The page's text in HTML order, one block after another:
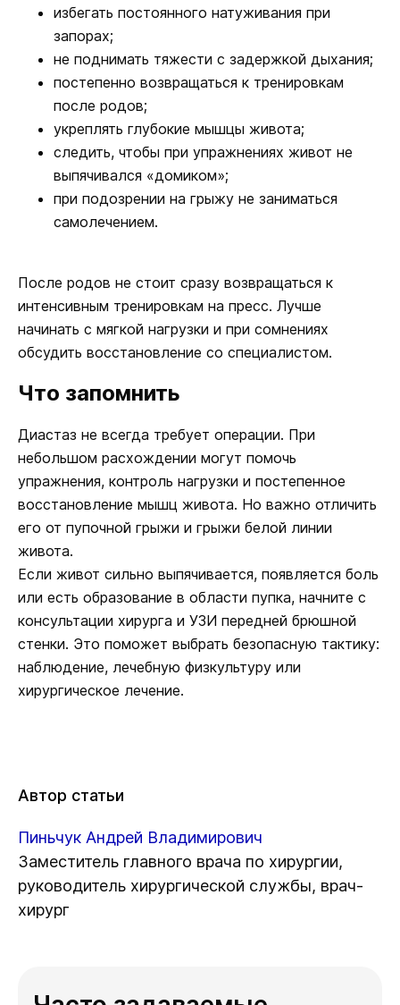
избегать постоянного натуживания при
запорах;
не поднимать тяжести с задержкой дыхания;
постепенно возвращаться к тренировкам
после родов;
укреплять глубокие мышцы живота;
следить, чтобы при упражнениях живот не
выпячивался «домиком»;
при подозрении на грыжу не заниматься
самолечением.
После родов не стоит сразу возвращаться к
интенсивным тренировкам на пресс. Лучше
начинать с мягкой нагрузки и при сомнениях
обсудить восстановление со специалистом.
Что запомнить
Диастаз не всегда требует операции. При
небольшом расхождении могут помочь
упражнения, контроль нагрузки и постепенное
восстановление мышц живота. Но важно отличить
его от пупочной грыжи и грыжи белой линии
живота.
Если живот сильно выпячивается, появляется боль
или есть образование в области пупка, начните с
консультации хирурга и УЗИ передней брюшной
стенки. Это поможет выбрать безопасную тактику:
наблюдение, лечебную физкультуру или
хирургическое лечение.
Автор статьи
Пиньчук Андрей Владимирович
Заместитель главного врача по хирургии,
руководитель хирургической службы, врач-
хирург